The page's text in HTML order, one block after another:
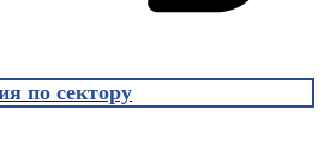
по сектору